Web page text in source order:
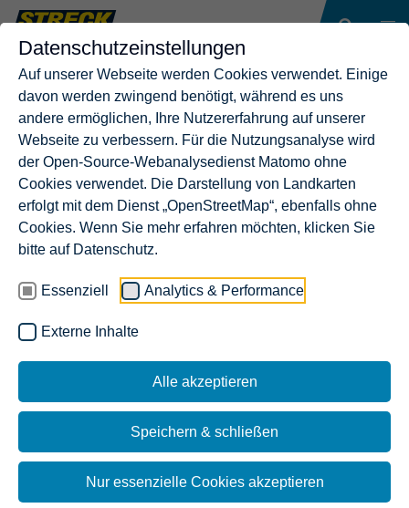
Datenschutzeinstellungen
Auf unserer Webseite werden Cookies verwendet. Einige
davon werden zwingend benötigt, während es uns
andere ermöglichen, Ihre Nutzererfahrung auf unserer
Webseite zu verbessern. Für die Nutzungsanalyse wird
der Open-Source-Webanalysedienst Matomo ohne
Cookies verwendet. Die Darstellung von Landkarten
erfolgt mit dem Dienst „OpenStreetMap“, ebenfalls ohne
Cookies. Wenn Sie mehr erfahren möchten, klicken Sie
bitte auf Datenschutz.
Essenziell Analytics & Performance
Externe Inhalte
Alle akzeptieren
Speichern & schließen
Nur essenzielle Cookies akzeptieren